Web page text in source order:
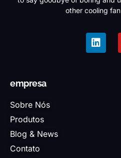
other cooling fan
empresa
Sobre Nós
Produtos
Blog & News
Contato